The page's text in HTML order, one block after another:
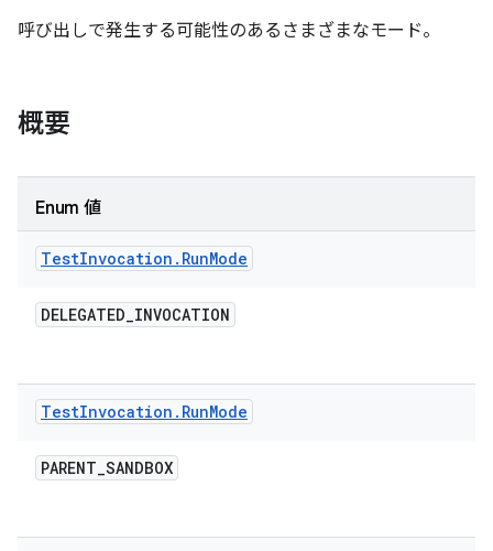
呼び出しで発生する可能性のあるさまざまなモード。
概要
Enum 値
TestInvocation . RunMode
DELEGATED_INVOCATION
TestInvocation . RunMode
PARENT_SANDBOX